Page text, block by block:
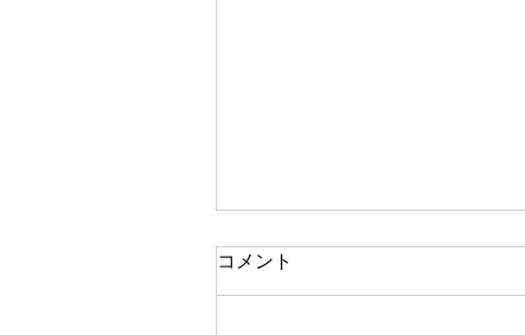
2025年9月の住宅ローン金利
コメント